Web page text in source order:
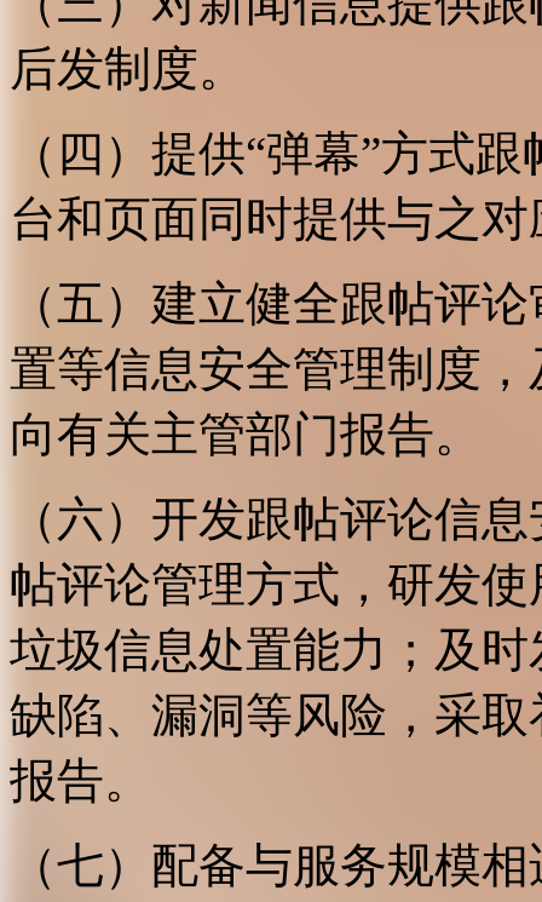
后发制度。
（四）提供“弹幕”方式
台和页面同时提供与之
（五）建立健全跟帖评
置等信息安全管理制度
向有关主管部门报告。
（六）开发跟帖评论信
帖评论管理方式，研发
垃圾信息处置能力；及
缺陷、漏洞等风险，采
报告。
（七）配备与服务规模